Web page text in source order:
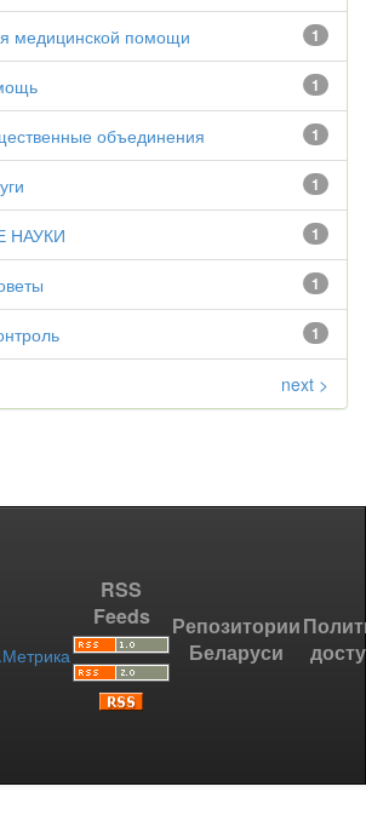
1
медицинской помощи
1
1
объединения
1
1
НАУКИ
1
1
next >
RSS
Feeds
Репозитории
Беларуси